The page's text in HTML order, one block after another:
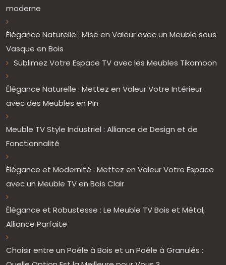
moderne
Élégance Naturelle : Mise en Valeur avec un Meuble sous
Vasque en Bois
Sublimez Votre Espace TV avec les Meubles Tikamoon
Élégance Naturelle : Mettez en Valeur Votre Intérieur
avec des Meubles en Pin
Meuble TV Style Industriel : Alliance de Design et de
Fonctionnalité
Élégance et Modernité : Mettez en Valeur Votre Espace
avec un Meuble TV en Bois Clair
Élégance et Robustesse : Le Meuble TV Bois et Métal,
Alliance Parfaite
Choisir entre un Poêle à Bois et un Poêle à Granulés :